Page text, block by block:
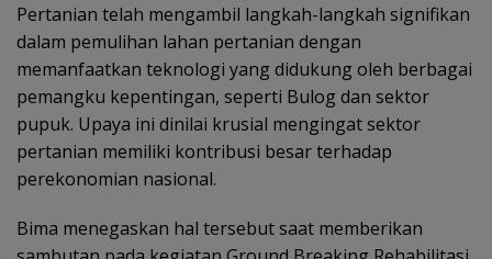
Pertanian telah mengambil langkah-langkah signifikan
dalam pemulihan lahan pertanian dengan
memanfaatkan teknologi yang didukung oleh berbagai
pemangku kepentingan, seperti Bulog dan sektor
pupuk. Upaya ini dinilai krusial mengingat sektor
pertanian memiliki kontribusi besar terhadap
perekonomian nasional.
Bima menegaskan hal tersebut saat memberikan